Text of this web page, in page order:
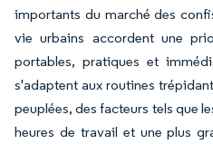
importants du marché des
vie urbains accordent une
portables, pratiques et
s'adaptent aux routines
peuplées, des facteurs tels que
heures de travail et une plus